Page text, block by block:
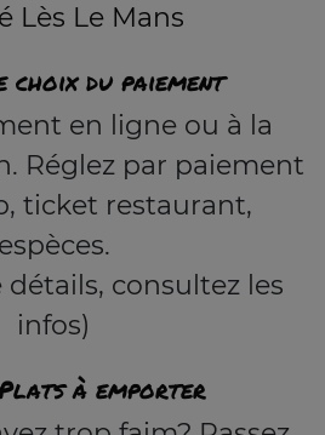
Lès Le Mans
choix du paiement
en ligne ou à la
Réglez par paiement
ticket restaurant,
espèces.
consultez les
infos)
Plats à emporter